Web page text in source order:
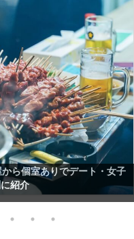
ら個室ありでデート・女子
紹介